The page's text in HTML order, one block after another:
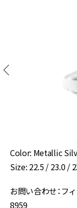
Color: Metallic
Size: 22.5 / 23.0 /
お問い合わせ：フ
8959